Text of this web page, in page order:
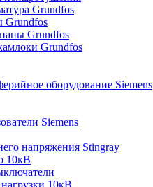
Grundfos
Grundfos
Grundfos
Grundfos
оборудование Siemens
Siemens
напряжения Stingray
10кВ
10кВ